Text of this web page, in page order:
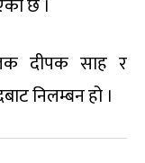
छ ।
दीपक साह र
निलम्बन हो ।